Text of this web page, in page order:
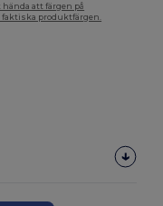
att färgen på
produktfärgen.